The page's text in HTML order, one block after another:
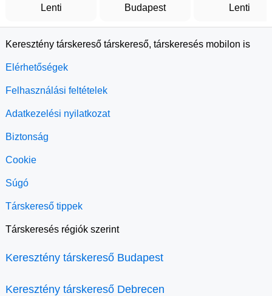
Lenti
Budapest
Lenti
Keresztény társkereső társkereső, társkeresés mobilon is
Elérhetőségek
Felhasználási feltételek
Adatkezelési nyilatkozat
Biztonság
Cookie
Súgó
Társkereső tippek
Társkeresés régiók szerint
Keresztény társkereső Budapest
Keresztény társkereső Debrecen